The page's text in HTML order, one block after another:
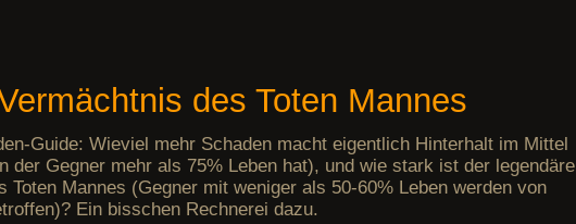
des Toten Mannes
Guide: Wieviel mehr Schaden macht eigentlich Hinterhalt im Mittel
der Gegner mehr als 75% Leben hat), und wie stark ist der legendäre
Toten Mannes (Gegner mit weniger als 50-60% Leben werden von
Ein bisschen Rechnerei dazu.